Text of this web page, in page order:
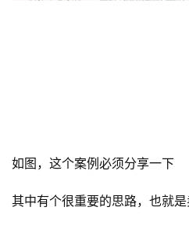
如图，这个案例必须分享一下
其中有个很重要的思路，也就